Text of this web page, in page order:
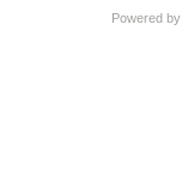
Powered by